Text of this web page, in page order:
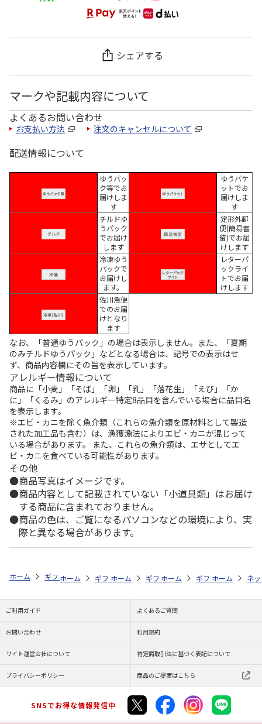
シェアする
マークや記載内容について
よくあるお問い合わせ
お支払い方法 注文のキャンセルについて
配送情報について
ゆうパッ
ク等でお
届けしま
す
ゆうパケ
ットでお
届けしま
す
チルドゆ
うパック
でお届け
します
定形外郵
便(簡易書
留)でお届
けします
冷凍ゆう
パックで
お届けし
ます。
レターパ
ックライ
トでお届
けします
佐川急便
でのお届
けとなり
ます
なお、「普通ゆうパック」の場合は表示しません。また、「夏期
のみチルドゆうパック」などとなる場合は、記号での表示はせ
ず、商品内容欄にその旨を表示しています。
アレルギー情報について
商品に「小麦」「そば」「卵」「乳」「落花生」「えび」「か
に」「くるみ」のアレルギー特定8品目を含んでいる場合に品目名
を表示します。
※エビ・カニを除く魚介類（これらの魚介類を原材料として製造
された加工品も含む）は、漁獲漁法によりエビ・カニが混じって
いる場合があります。 また、これらの魚介類は、エサとしてエ
ビ・カニを食べている可能性があります。
その他
商品写真はイメージです。
商品内容として記載されていない「小道具類」はお届け
する商品に含まれておりません。
商品の色は、ご覧になるパソコンなどの環境により、実
際と異なる場合があります。
ホーム ギフトストア お中元・夏ギフト特集 2026 そうめん・麺類
ホーム ギフトストア お中元・夏ギフト特集 2026
ホーム ギフトストア お中元・夏ギフト
ホーム ギフトストア お
ホーム ネ
ご利用ガイド よくあるご質問
お問い合わせ 利用規約
サイト運営会社について 特定商取引法に基づく表記について
プライバシーポリシー 商品のご提案はこちら
SNSでお得な情報発信中